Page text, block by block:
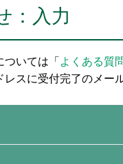
：入力
ついては「よくある質
スに受付完了のメー